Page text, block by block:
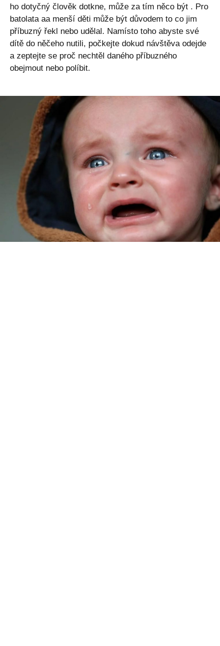
ho dotyčný člověk dotkne, může za tím něco být . Pro
batolata aa menší děti může být důvodem to co jim
příbuzný řekl nebo udělal. Namísto toho abyste své
dítě do něčeho nutili, počkejte dokud návštěva odejde
a zeptejte se proč nechtěl daného příbuzného
obejmout nebo políbit.